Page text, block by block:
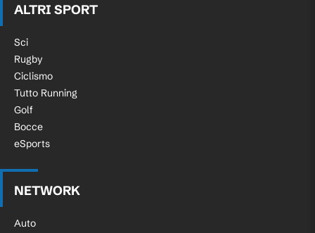
ALTRI SPORT
Sci
Rugby
Ciclismo
Tutto Running
Golf
Bocce
eSports
NETWORK
Auto